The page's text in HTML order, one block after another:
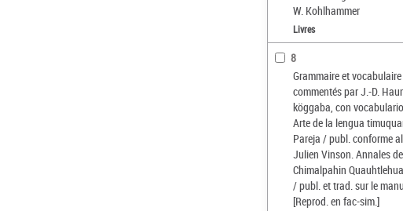
W. Kohlhammer
Livres
8
Grammaire et
commentés par J.-D.
köggaba, con
Arte de la lengua
Pareja / publ. conforme
Julien Vinson. Annales
Chimalpahin
/ publ. et trad. sur le
[Reprod. en fac-sim.]